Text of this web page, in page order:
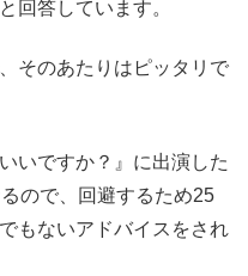
回答しています。
そのあたりはピッタリで
いですか？』に出演した
ので、回避するため25
もないアドバイスをされ